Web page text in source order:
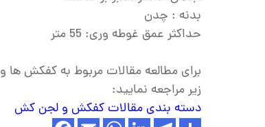
بدنه : چدن
حداکثر عمق غوطه وری: 55 متر
برای مطالعه مقالات مربوط به کفکش
زیر مراجعه نمایید:
دسته بندی مقالات کفکش و لجن کش